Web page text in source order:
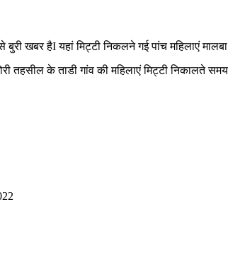
खबर हैI यहां मिट्टी निकलने गई पांच महिलाएं
तहसील के ताडी गांव की महिलाएं मिट्टी